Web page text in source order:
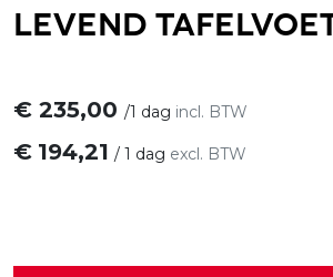
Levend
€ 235,00 /1 dag incl. BTW
€ 194,21 / 1 dag excl. BTW